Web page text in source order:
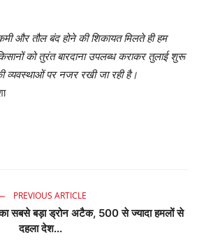
और तौल बंद होने की शिकायत मिलते ही हम
को तुरंत बारदाना उपलब्ध कराकर तुलाई शुरू
व्यवस्थाओं पर नजर रखी जा रही है।
PREVIOUS ARTICLE
सबसे बड़ा ड्रोन अटैक, 500 से ज्यादा हमलों से
दहला देश...